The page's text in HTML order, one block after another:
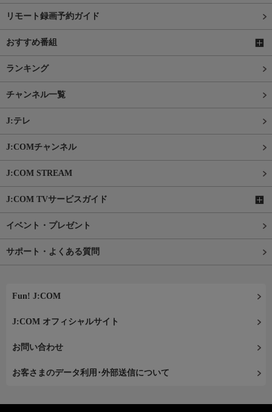
リモート録画予約ガイド
おすすめ番組
ランキング
チャンネル一覧
J:テレ
J:COMチャンネル
J:COM STREAM
J:COM TVサービスガイド
イベント・プレゼント
サポート・よくある質問
Fun! J:COM
J:COM オフィシャルサイト
お問い合わせ
お客さまのデータ利用･外部送信について